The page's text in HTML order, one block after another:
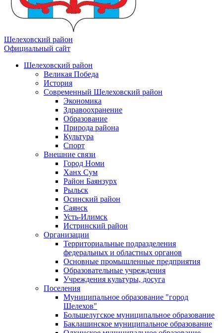
Шелеховский район
Официальный сайт
Шелеховский район
Великая Победа
История
Современный Шелеховский район
Экономика
Здравоохранение
Образование
Природа района
Культура
Спорт
Внешние связи
Город Номи
Ханх Сум
Район Баянзурх
Рыльск
Осинский район
Саянск
Усть-Илимск
Истринский район
Организации
Территориальные подразделения
федеральных и областных органов
Основные промышленные предприятия
Образовательные учреждения
Учреждения культуры, досуга
Поселения
Муниципальное образование "город
Шелехов"
Большелугское муниципальное образование
Баклашинское муниципальное образование